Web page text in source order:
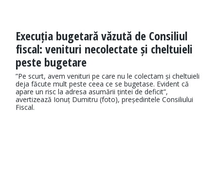
Execuția bugetară văzută de Consiliul
fiscal: venituri necolectate și cheltuieli
peste bugetare
”Pe scurt, avem venituri pe care nu le colectam și cheltuieli
deja făcute mult peste ceea ce se bugetase. Evident că
apare un risc la adresa asumării țintei de deficit”,
avertizează Ionuț Dumitru (foto), președintele Consiliului
Fiscal.